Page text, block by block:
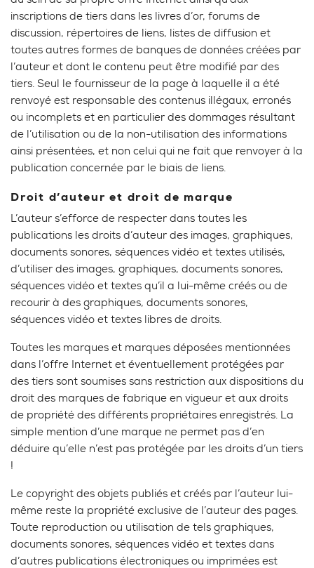
inscriptions de tiers dans les livres d’or, forums de
discussion, répertoires de liens, listes de diffusion et
toutes autres formes de banques de données créées par
l’auteur et dont le contenu peut être modifié par des
tiers. Seul le fournisseur de la page à laquelle il a été
renvoyé est responsable des contenus illégaux, erronés
ou incomplets et en particulier des dommages résultant
de l’utilisation ou de la non-utilisation des informations
ainsi présentées, et non celui qui ne fait que renvoyer à la
publication concernée par le biais de liens.
Droit d’auteur et droit de marque
L’auteur s’efforce de respecter dans toutes les
publications les droits d’auteur des images, graphiques,
documents sonores, séquences vidéo et textes utilisés,
d’utiliser des images, graphiques, documents sonores,
séquences vidéo et textes qu’il a lui-même créés ou de
recourir à des graphiques, documents sonores,
séquences vidéo et textes libres de droits.
Toutes les marques et marques déposées mentionnées
dans l’offre Internet et éventuellement protégées par
des tiers sont soumises sans restriction aux dispositions du
droit des marques de fabrique en vigueur et aux droits
de propriété des différents propriétaires enregistrés. La
simple mention d’une marque ne permet pas d’en
déduire qu’elle n’est pas protégée par les droits d’un tiers
!
Le copyright des objets publiés et créés par l’auteur lui-
même reste la propriété exclusive de l’auteur des pages.
Toute reproduction ou utilisation de tels graphiques,
documents sonores, séquences vidéo et textes dans
d’autres publications électroniques ou imprimées est